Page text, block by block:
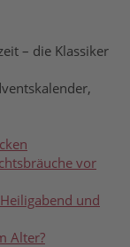
– die Klassiker
vor
und
Alter?